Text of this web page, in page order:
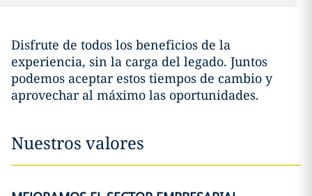
Disfrute de todos los beneficios de la
experiencia, sin la carga del legado. Juntos
podemos aceptar estos tiempos de cambio y
aprovechar al máximo las oportunidades.
Nuestros valores